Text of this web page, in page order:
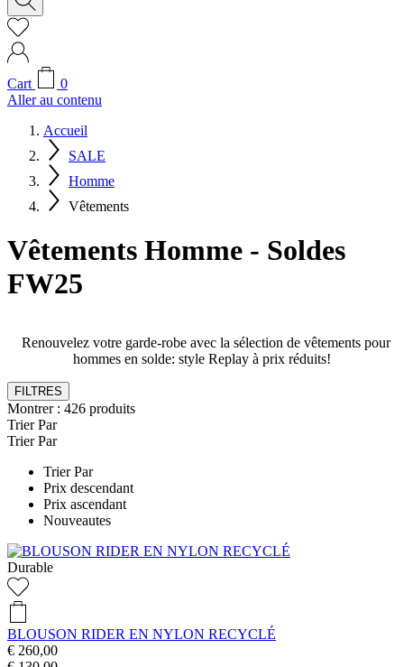
Cart
0
Aller au contenu
Accueil
SALE
Homme
Vêtements
Vêtements Homme - Soldes
FW25
Renouvelez votre garde-robe avec la sélection de vêtements pour
hommes en solde: style Replay à prix réduits!
FILTRES
Montrer : 426 produits
Trier Par
Trier Par
Trier Par
Prix descendant
Prix ascendant
Nouveautes
Durable
BLOUSON RIDER EN NYLON RECYCLÉ
€ 260,00